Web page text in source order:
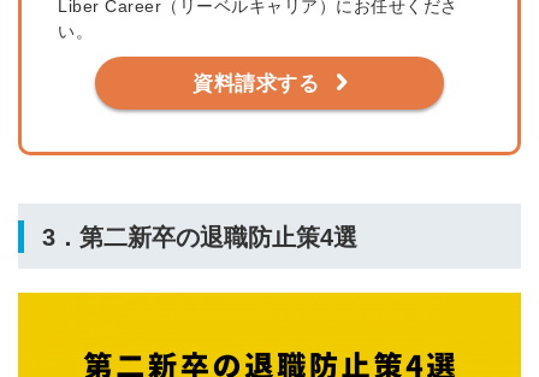
Liber Career（リーベルキャリア）にお任せくださ
い。
資料請求する
3．第二新卒の退職防止策4選
をご利用する
採用課題の解決、新しい採用の
取り組みなどを取材したインタ
採用に役立つ記事・資料が届く